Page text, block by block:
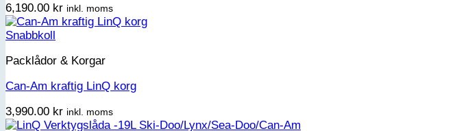
6,190.00 kr inkl. moms
Snabbkoll
Packlådor & Korgar
Can-Am kraftig LinQ korg
3,990.00 kr inkl. moms